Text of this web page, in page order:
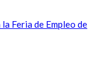
Feria de Empleo de